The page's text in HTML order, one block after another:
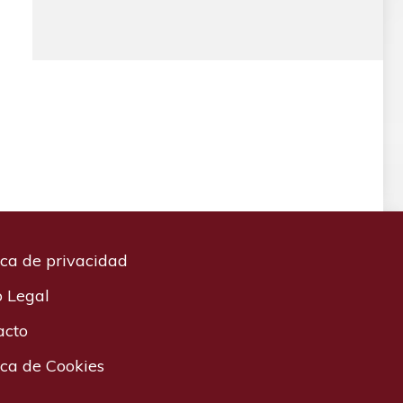
de privacidad
Legal
de Cookies